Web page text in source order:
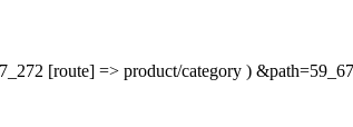
[route] => product/category )